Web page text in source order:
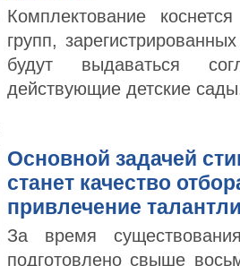
Комплектование
групп,
будут выдаваться
действующие детские
Основной задачей
станет качество
привлечение
За время
подготовлено свыше